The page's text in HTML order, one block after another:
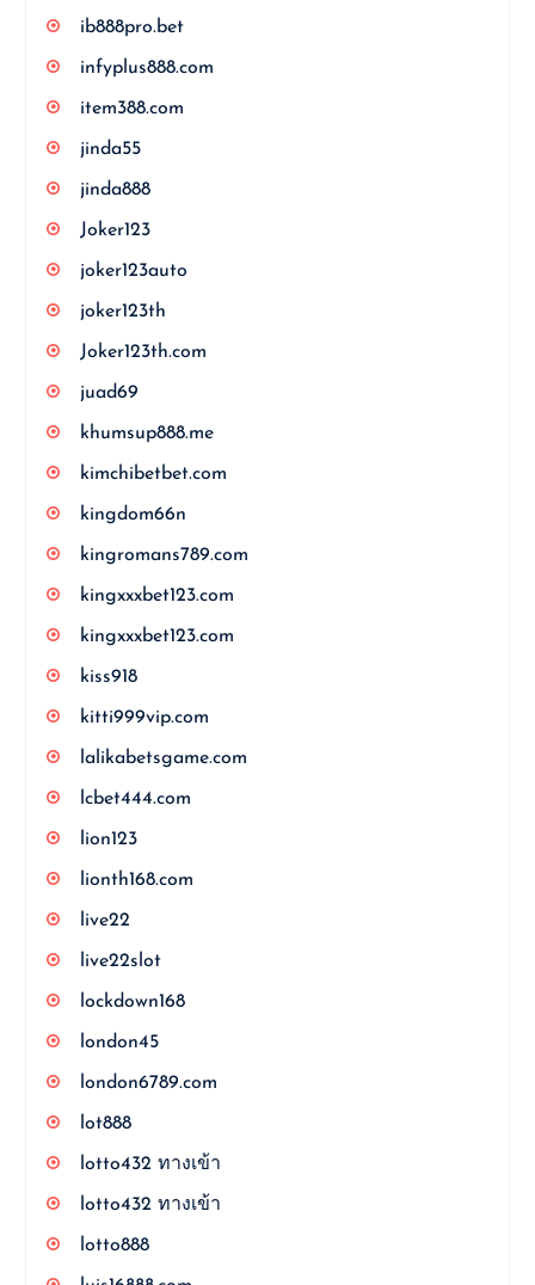
ib888pro.bet
infyplus888.com
item388.com
jinda55
jinda888
Joker123
joker123auto
joker123th
Joker123th.com
juad69
khumsup888.me
kimchibetbet.com
kingdom66n
kingromans789.com
kingxxxbet123.com
kingxxxbet123.com
kiss918
kitti999vip.com
lalikabetsgame.com
lcbet444.com
lion123
lionth168.com
live22
live22slot
lockdown168
london45
london6789.com
lot888
lotto432 ทางเข้า
lotto432 ทางเข้า
lotto888